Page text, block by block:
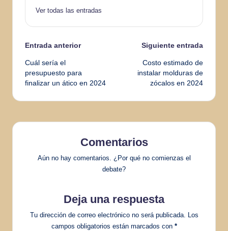
Ver todas las entradas
Navegación
de
entradas
Entrada anterior
Cuál sería el
presupuesto para
finalizar un ático en 2024
Siguiente entrada
Costo estimado de
instalar molduras de
zócalos en 2024
Comentarios
Aún no hay comentarios. ¿Por qué no comienzas el
debate?
Deja una respuesta
Tu dirección de correo electrónico no será publicada. Los
campos obligatorios están marcados con *